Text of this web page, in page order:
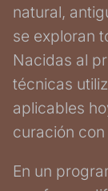
natural,
se exploran
Nacidas al
técnicas
aplicables
curación
En un